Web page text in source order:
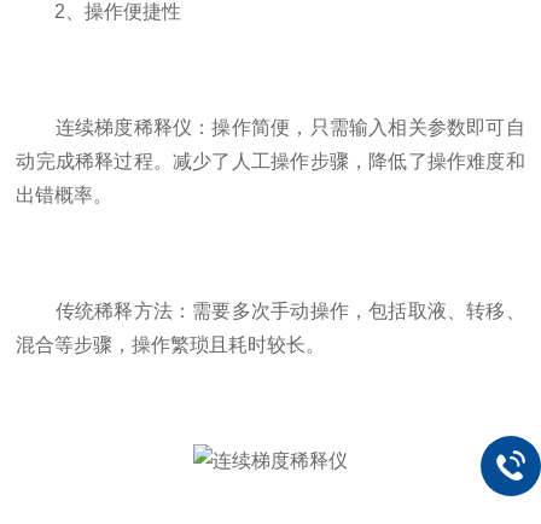
2、操作便捷性
连续梯度稀释仪：操作简便，只需输入相关参数即可自
动完成稀释过程。减少了人工操作步骤，降低了操作难度和
出错概率。
传统稀释方法：需要多次手动操作，包括取液、转移、
混合等步骤，操作繁琐且耗时较长。